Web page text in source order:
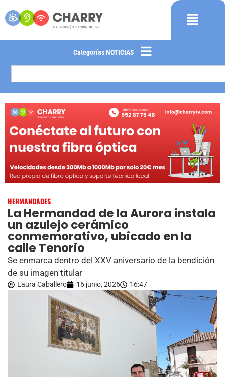
Categorías NOTICIAS
HERMANDADES
La Hermandad de la Aurora instala
un azulejo cerámico
conmemorativo, ubicado en la
calle Tenorio
Se enmarca dentro del XXV aniversario de la bendición
de su imagen titular
Laura Caballero 16 junio, 2026 16:47